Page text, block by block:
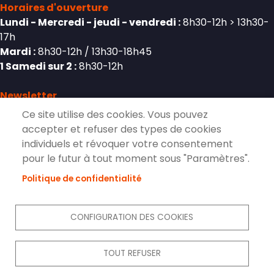
Horaires d'ouverture
Lundi - Mercredi - jeudi - vendredi :8h30-12h > 13h30-
17h
Mardi :8h30-12h / 13h30-18h45
1 Samedi sur 2 :8h30-12h
Newsletter
S'inscrire à la lettre d'information de
Pierrelaye
Réseaux sociaux
Ce site utilise des cookies. Vous pouvez
accepter et refuser des types de cookies
individuels et révoquer votre consentement
pour le futur à tout moment sous "Paramètres".
Politique de confidentialité
CONFIGURATION DES COOKIES
TOUT REFUSER